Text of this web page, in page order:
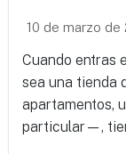
10 de marzo de
Cuando entras
sea una tienda
apartamentos,
particular—,